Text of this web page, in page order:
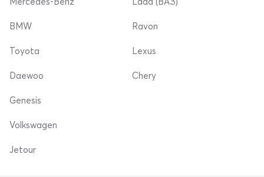
BMW
Toyota
Daewoo
Ravon
Lexus
Chery
Genesis
Volkswagen
Jetour